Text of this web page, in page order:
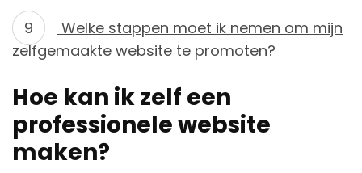
Welke stappen moet ik nemen om mijn
zelfgemaakte website te promoten?
Hoe kan ik zelf een
professionele website
maken?